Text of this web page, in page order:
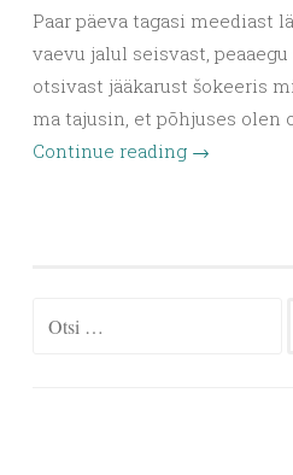
Paar päeva tagasi meediast
vaevu jalul seisvast,
otsivast jääkarust šokeeris
ma tajusin, et põhjuses olen
Continue reading →
Otsi: